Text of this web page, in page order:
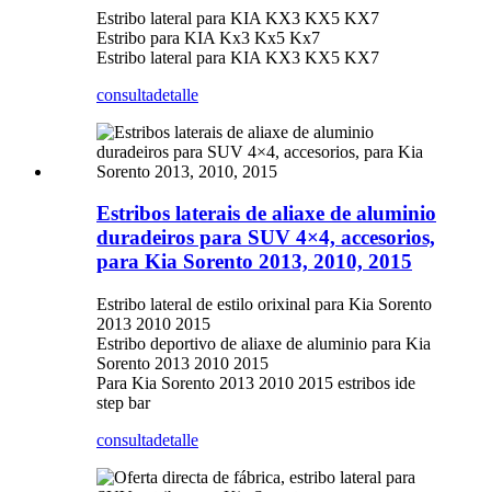
Estribo lateral para KIA KX3 KX5 KX7
Estribo para KIA Kx3 Kx5 Kx7
Estribo lateral para KIA KX3 KX5 KX7
consultadetalle
Estribos laterais de aliaxe de aluminio
duradeiros para SUV 4×4, accesorios,
para Kia Sorento 2013, 2010, 2015
Estribo lateral de estilo orixinal para Kia Sorento
2013 2010 2015
Estribo deportivo de aliaxe de aluminio para Kia
Sorento 2013 2010 2015
Para Kia Sorento 2013 2010 2015 estribos ide
step bar
consultadetalle